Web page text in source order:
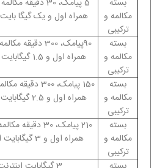
مکالمه و
ترکیبی
همراه اول و یک گیگا
بسته
مکالمه و
ترکیبی
90پیامک، 300
همراه اول و 1.5 گیگابایت اینترنت
بسته
مکالمه و
ترکیبی
150 پیامک، 300
همراه اول و 2.5 گیگابایت اینترنت
بسته
مکالمه و
ترکیبی
210 پیامک، 30
همراه اول و 3 گیگابایت اینترنت